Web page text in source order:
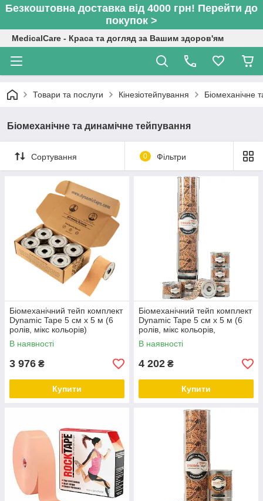
Безкоштовна доставка від 4000 грн! Перейти до
покупок >
MedicalCare - Краса та догляд за Вашим здоров'ям
Товари та послуги Кінезіотейпування Біомеханічне
Біомеханічне та динамічне тейпування
Сортування 0 Фільтри
Біомеханічний тейп комплект
Dynamic Tape 5 см х 5 м (6
ролів, мікс кольорів)
В наявності
3 976 ₴
Купити
Біомеханічний тейп комплект
Dynamic Tape 5 см х 5 м (6
ролів, мікс кольорів,
диспенсер)
В наявності
4 202 ₴
Купити